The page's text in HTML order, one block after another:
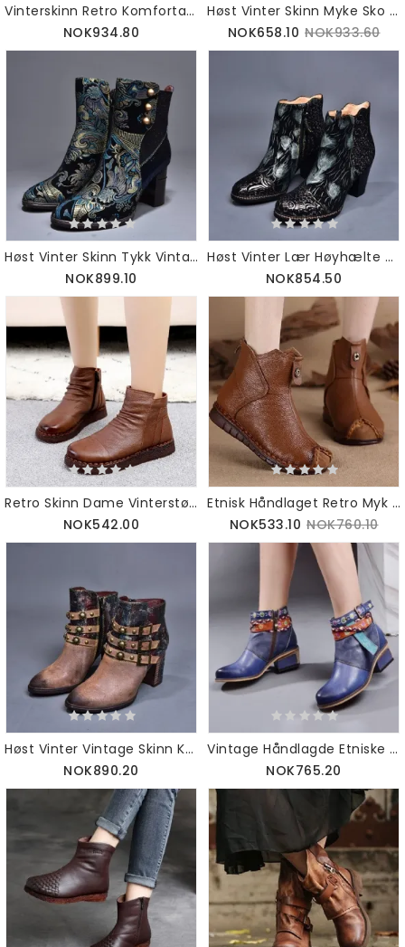
Vinterskinn Retro Komfortabel Bomull Vintage Damestøvler | Gavesko 36-42
NOK934.80
Høst Vinter Skinn Myke Sko Korte Damestøvler | Gavesko 35-43
NOK658.10 NOK933.60
Høst Vinter Skinn Tykk Vintage Ankel Damestøvler | Gavesko 36-42
NOK899.10
Høst Vinter Lær Høyhælte Vintage Damestøvler |gavesko 36-42
NOK854.50
Retro Skinn Dame Vinterstøvler | Gavesko 35-41
NOK542.00
Etnisk Håndlaget Retro Myk Plysj Vinterstøvler For Kvinner| Gavesko 35-42
NOK533.10 NOK760.10
Høst Vinter Vintage Skinn Komfortable Korte Støvler | Gavesko 37-42
NOK890.20
Vintage Håndlagde Etniske Chunky Boots| Gavesko 36-42
NOK765.20